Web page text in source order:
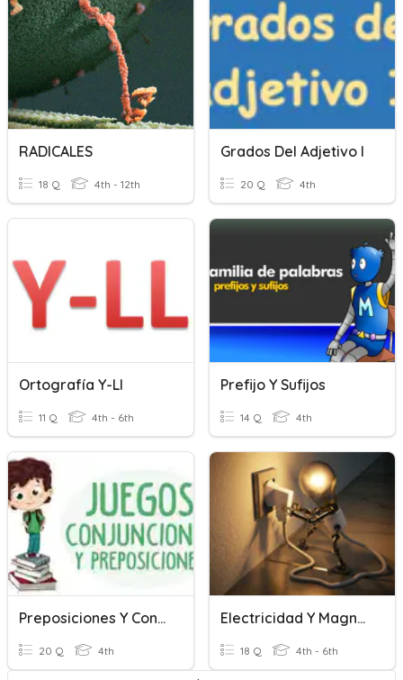
RADICALES
18 Q 4th - 12th
Grados Del Adjetivo I
20 Q 4th
Ortografía Y-Ll
11 Q 4th - 6th
Prefijo Y Sufijos
14 Q 4th
Preposiciones Y Conjunciones
20 Q 4th
Electricidad Y Magnetismo
18 Q 4th - 6th